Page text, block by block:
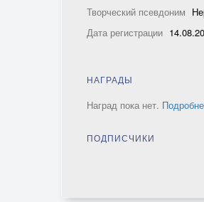
Творческий псевдоним
Дата регистрации
НАГРАДЫ
Наград пока нет.
ПОДПИСЧИКИ